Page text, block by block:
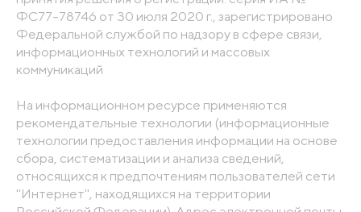
ФС77-78746 от 30 июля 2020 г., зарегистрировано
Федеральной службой по надзору в сфере связи,
информационных технологий и массовых
коммуникаций
На информационном ресурсе применяются
рекомендательные технологии (информационные
технологии предоставления информации на основе
сбора, систематизации и анализа сведений,
относящихся к предпочтениям пользователей сети
"Интернет", находящихся на территории